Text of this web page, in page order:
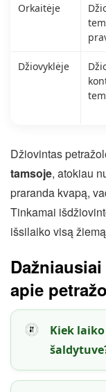
Orkaitėje
Džiovyklėje
Džiovintas
tamsoje, atokiau
praranda kvapą,
Tinkamai
išsilaiko visą
apie
Kiek